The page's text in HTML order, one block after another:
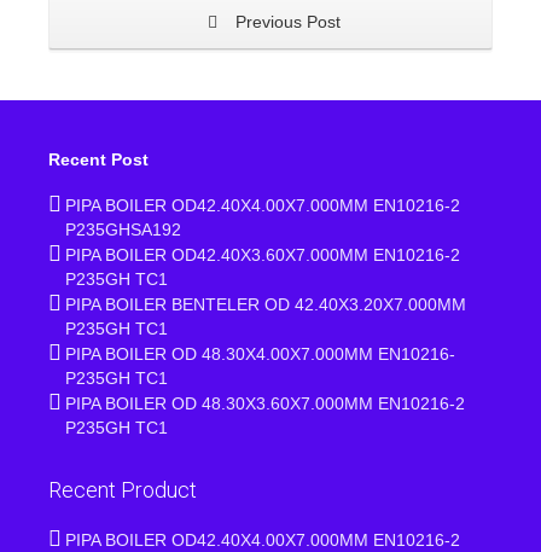
Previous Post
Recent Post
PIPA BOILER OD42.40X4.00X7.000MM EN10216-2
P235GHSA192
PIPA BOILER OD42.40X3.60X7.000MM EN10216-2
P235GH TC1
PIPA BOILER BENTELER OD 42.40X3.20X7.000MM
P235GH TC1
PIPA BOILER OD 48.30X4.00X7.000MM EN10216-
P235GH TC1
PIPA BOILER OD 48.30X3.60X7.000MM EN10216-2
P235GH TC1
Recent Product
PIPA BOILER OD42.40X4.00X7.000MM EN10216-2